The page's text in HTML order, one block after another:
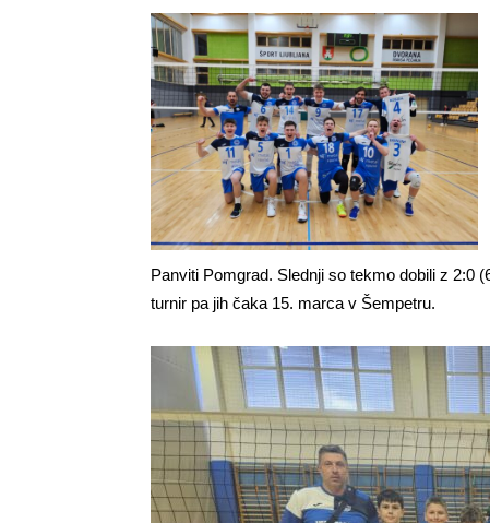
Panviti Pomgrad. Slednji so tekmo dobili z 2:0
turnir pa jih čaka 15. marca v Šempetru.